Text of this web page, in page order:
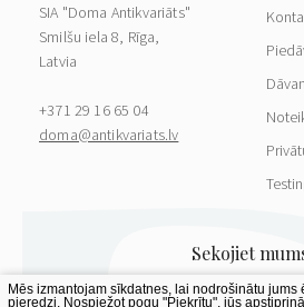
SIA "Doma Antikvariāts"
Smilšu iela 8, Rīga,
Latvia
+371 29 16 65 04
doma@antikvariats.lv
Mēs izmantojam sīkdatnes, lai nodrošinātu
pieredzi. Nospiežot pogu "Piekrītu", jūs